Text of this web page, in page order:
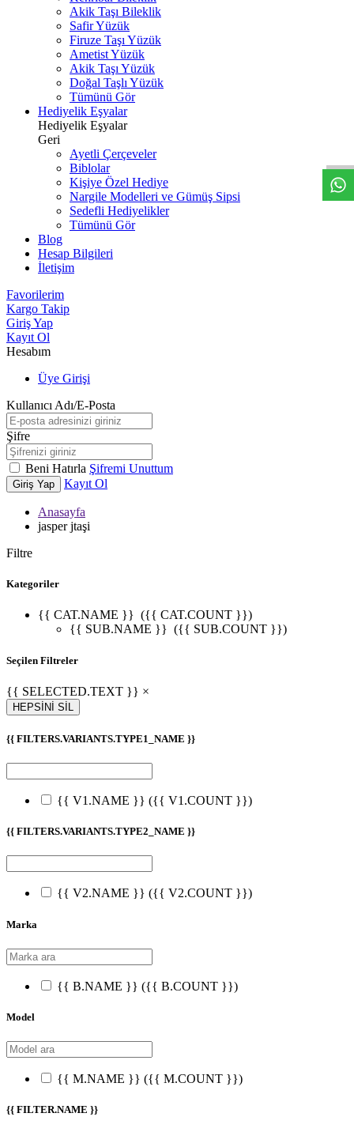
Akik Taşı Bileklik
Safir Yüzük
Firuze Taşı Yüzük
Ametist Yüzük
Akik Taşı Yüzük
Doğal Taşlı Yüzük
Tümünü Gör
Hediyelik Eşyalar
Hediyelik Eşyalar
Geri
Ayetli Çerçeveler
Biblolar
Kişiye Özel Hediye
Nargile Modelleri ve Gümüş Sipsi
Sedefli Hediyelikler
Tümünü Gör
Blog
Hesap Bilgileri
İletişim
Favorilerim
Kargo Takip
Giriş Yap
Kayıt Ol
Hesabım
Üye Girişi
Kullanıcı Adı/E-Posta
Şifre
Beni Hatırla Şifremi Unuttum
Giriş Yap Kayıt Ol
Anasayfa
jasper jtaşi
Filtre
Kategoriler
{{ CAT.NAME }} ({{ CAT.COUNT }})
{{ SUB.NAME }} ({{ SUB.COUNT }})
Seçilen Filtreler
{{ SELECTED.TEXT }} ×
HEPSİNİ SİL
{{ FILTERS.VARIANTS.TYPE1_NAME }}
{{ V1.NAME }} ({{ V1.COUNT }})
{{ FILTERS.VARIANTS.TYPE2_NAME }}
{{ V2.NAME }} ({{ V2.COUNT }})
Marka
{{ B.NAME }} ({{ B.COUNT }})
Model
{{ M.NAME }} ({{ M.COUNT }})
{{ FILTER.NAME }}